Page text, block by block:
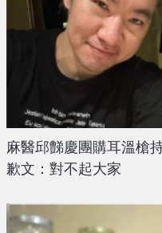
麻醫邱豑慶團購耳溫槍
歉文：對不起大家